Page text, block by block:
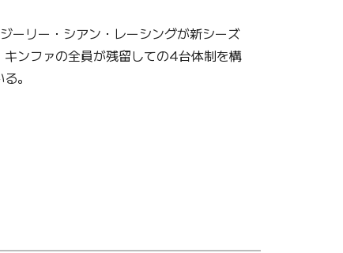
ーリー・シアン・レーシングが新シーズ
ンファの全員が残留しての4台体制を構
。